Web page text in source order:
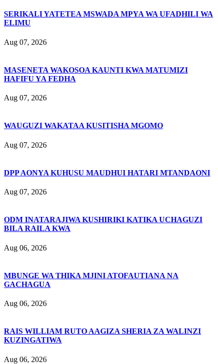
SERIKALI YATETEA MSWADA MPYA WA UFADHILI WA
ELIMU
Aug 07, 2026
MASENETA WAKOSOA KAUNTI KWA MATUMIZI
HAFIFU YA FEDHA
Aug 07, 2026
WAUGUZI WAKATAA KUSITISHA MGOMO
Aug 07, 2026
DPP AONYA KUHUSU MAUDHUI HATARI MTANDAONI
Aug 07, 2026
ODM INATARAJIWA KUSHIRIKI KATIKA UCHAGUZI
BILA RAILA KWA
Aug 06, 2026
MBUNGE WA THIKA MJINI ATOFAUTIANA NA
GACHAGUA
Aug 06, 2026
RAIS WILLIAM RUTO AAGIZA SHERIA ZA WALINZI
KUZINGATIWA
Aug 06, 2026